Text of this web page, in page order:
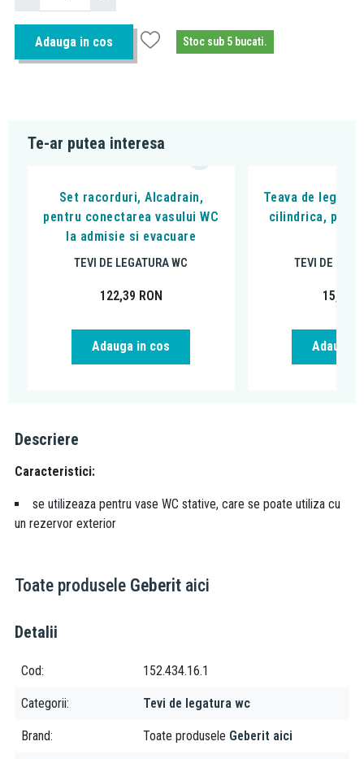
Adauga in cos Stoc sub 5 bucati.
Te-ar putea interesa
Set racorduri, Alcadrain,
pentru conectarea vasului WC
la admisie si evacuare
TEVI DE LEGATURA WC
122,39 RON
Adauga in cos
Teava de
cilindrica,
TEVI DE
15,08
Adauga
Descriere
Caracteristici:
se utilizeaza pentru vase WC stative, care se poate utiliza cu
un rezervor exterior
Toate produsele Geberit aici
Detalii
Cod 152.434.16.1
Categorii Tevi de legatura wc
Brand Toate produsele Geberit aici